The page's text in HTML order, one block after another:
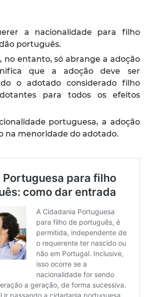
a nacionalidade para filho
português.
no entanto, só abrange a adoção
que a adoção deve ser
o adotado considerado filho
para todos os efeitos
portuguesa, a adoção
na menoridade do adotado.